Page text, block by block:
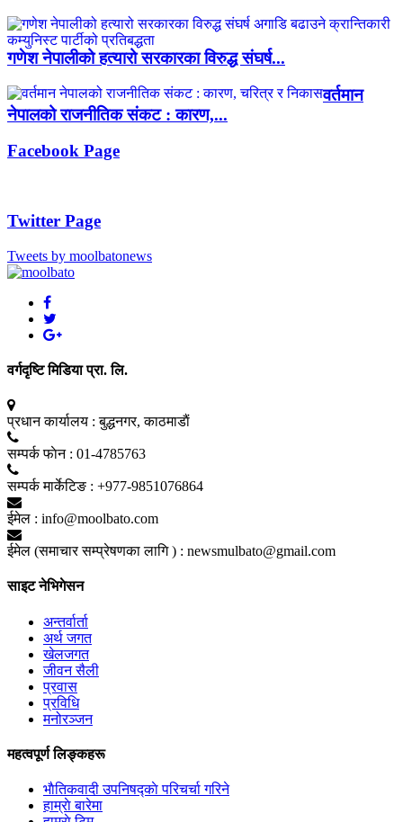
गणेश नेपालीको हत्यारो सरकारका विरुद्ध संघर्ष...
वर्तमान
नेपालको राजनीतिक संकट : कारण,...
Facebook Page
Twitter Page
Tweets by moolbatonews
वर्गदृष्टि मिडिया प्रा. लि.
प्रधान कार्यालय : बुद्धनगर, काठमाडाैं
सम्पर्क फाेन : 01-4785763
सम्पर्क मार्केटिङ : +977-9851076864
ईमेल : info@moolbato.com
ईमेल (समाचार सम्प्रेषणका लागि ) : newsmulbato@gmail.com
साइट नेभिगेसन
अन्तर्वार्ता
अर्थ जगत
खेलजगत
जीवन सैली
प्रवास
प्रविधि
मनोरञ्जन
महत्वपूर्ण लिङ्कहरू
भाैतिकवादी उपनिषद्काे परिचर्चा गरिने
हाम्राे बारेमा